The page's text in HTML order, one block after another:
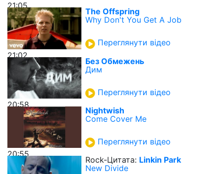
21:05
21:02
The Offspring
Why Don't You Get A Job
Переглянути відео
20:58
Без Обмежень
Дим
Переглянути відео
20:55
Nightwish
Come Cover Me
Переглянути відео
Rock-Цитата: Linkin Park
New Divide